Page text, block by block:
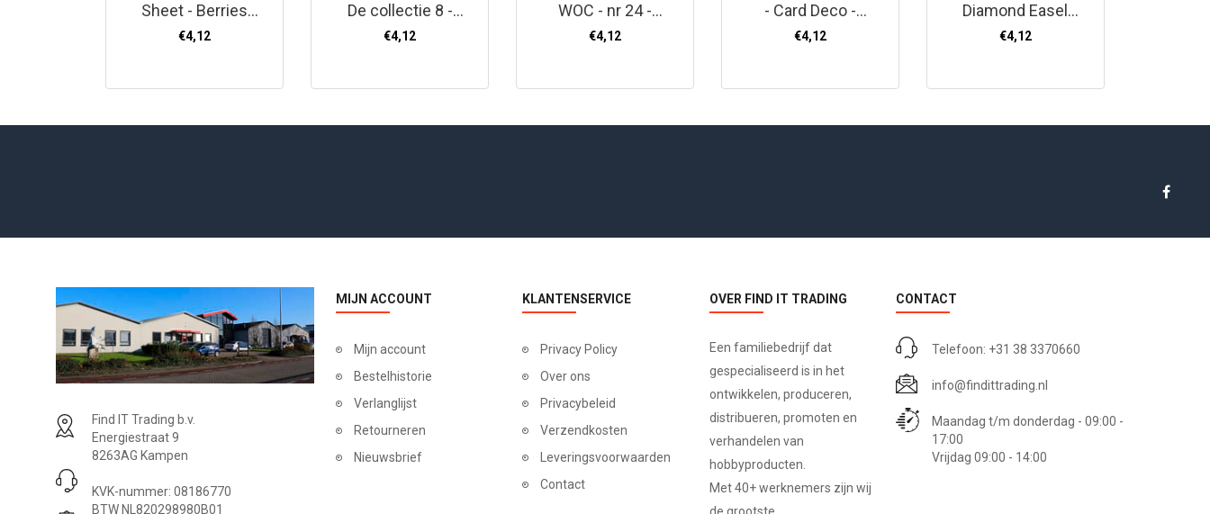
Sheet - Berries
Beauties -
€4,12
De collectie 8 -
Frosted Florals
€4,12
WOC - nr 24 -
Silent Night Owls
€4,12
- Card Deco -
Floral Whispers -
€4,12
Diamond Easel
Card 132 -
€4,12
Find IT Trading b.v.
Energiestraat 9
8263AG Kampen
KVK-nummer: 08186770
BTW NL820298980B01
MIJN ACCOUNT
Mijn account
Bestelhistorie
Verlanglijst
Retourneren
Nieuwsbrief
KLANTENSERVICE
Privacy Policy
Over ons
Privacybeleid
Verzendkosten
Leveringsvoorwaarden
Contact
OVER FIND IT TRADING
Een familiebedrijf dat
gespecialiseerd is in het
ontwikkelen, produceren,
distribueren, promoten en
verhandelen van
hobbyproducten.
Met 40+ werknemers zijn wij
CONTACT
Telefoon: +31 38 3370660
info@findittrading.nl
Maandag t/m donderdag - 09:00 -
17:00
Vrijdag 09:00 - 14:00